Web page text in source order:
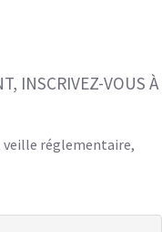
INSCRIVEZ-VOUS À
veille réglementaire,